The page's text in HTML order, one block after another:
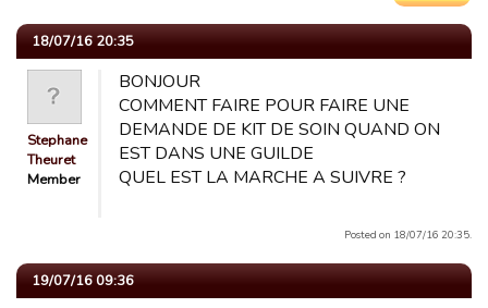
18/07/16 20:35
Stephane
Theuret
Member
BONJOUR
COMMENT FAIRE POUR FAIRE UNE
DEMANDE DE KIT DE SOIN QUAND ON
EST DANS UNE GUILDE
QUEL EST LA MARCHE A SUIVRE ?
Posted on 18/07/16 20:35.
19/07/16 09:36